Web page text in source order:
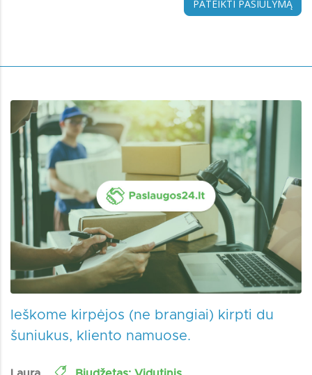
PATEIKTI PASIŪLYMĄ
Ieškome kirpėjos (ne brangiai) kirpti du
šuniukus, kliento namuose.